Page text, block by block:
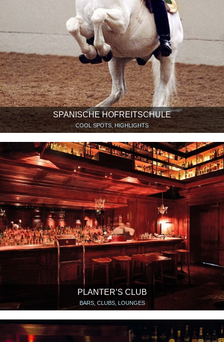
SPANISCHE HOFREITSCHULE
COOL SPOTS, HIGHLIGHTS
PLANTER’S CLUB
BARS, CLUBS, LOUNGES